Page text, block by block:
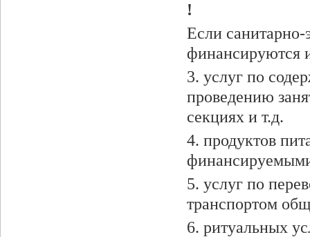
!
Если
финансируются
3. услуг по
проведению
секциях и т.д.
4. продуктов
5. услуг по
транспортом
6. ритуальных